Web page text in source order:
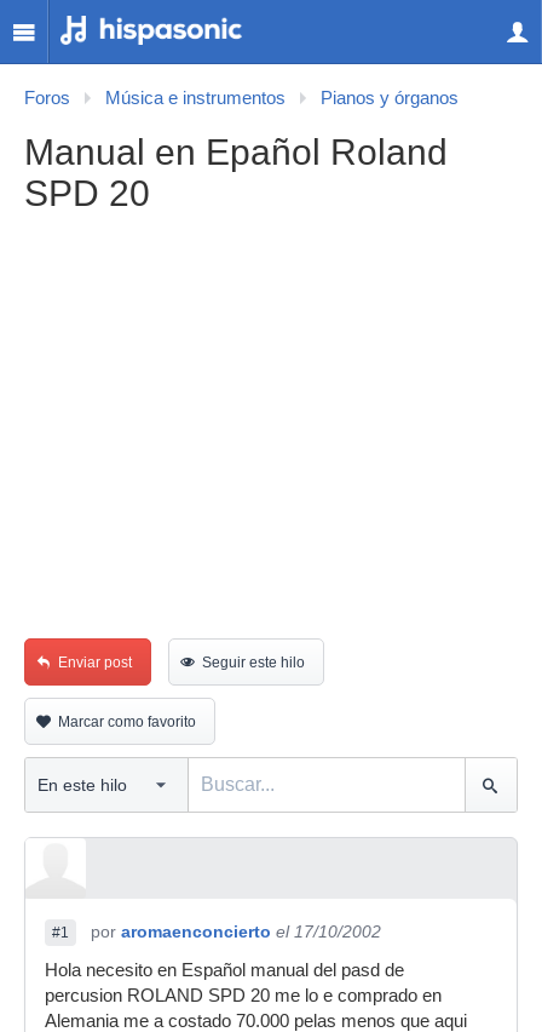
Foros Música e instrumentos Pianos y órganos
Manual en Epañol Roland
SPD 20
Enviar post Seguir este hilo
Marcar como favorito
#1 por aromaenconcierto el 17/10/2002
Hola necesito en Español manual del pasd de
percusion ROLAND SPD 20 me lo e comprado en
Alemania me a costado 70.000 pelas menos que aqui